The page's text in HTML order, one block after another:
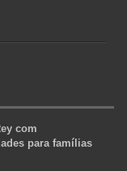
com
para famílias